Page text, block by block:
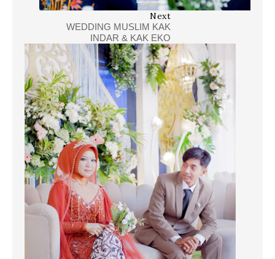
Next
WEDDING MUSLIM KAK
INDAR & KAK EKO